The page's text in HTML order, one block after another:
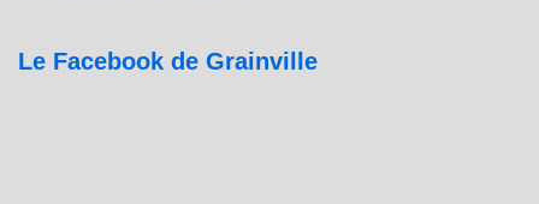
Le Facebook de Grainville